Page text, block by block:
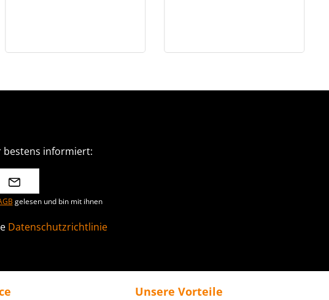
bestens informiert:
gelesen und bin mit ihnen
Datenschutzrichtlinie
Unsere Vorteile